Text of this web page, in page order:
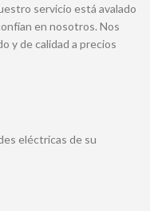
servicio está avalado
en nosotros. Nos
y de calidad a precios
eléctricas de su